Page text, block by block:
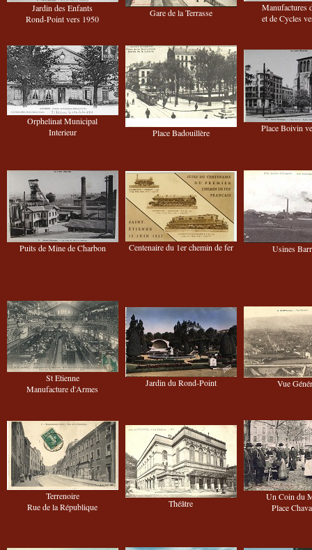
Jardin des Enfants
Rond-Point vers 1950
Gare de la Terrasse
Manufactures
et de Cycles
Orphelinat Municipal
Interieur
Place Badouillère Place Boivin
Puits de Mine de Charbon Centenaire du 1er chemin de fer Usines
St Etienne
Manufacture d'Armes
Jardin du Rond-Point Vue
Terrenoire
Rue de la République
Théâtre
Un Coin du
Place